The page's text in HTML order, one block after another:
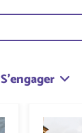
S'engager